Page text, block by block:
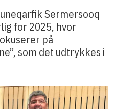
Sermersooq
for 2025, hvor
på
som det udtrykkes i